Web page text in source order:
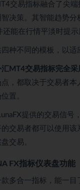
交易指标融合了尖
决策。其智能趋势
还能在行情平淡时提
种不同的模板，以适
MT4交易指标完全采
，都取决于交易者
置。
提供的交易信号，
的交易者都可以使用
交易。
FX指标仪表盘功能
款多合一指标，能一